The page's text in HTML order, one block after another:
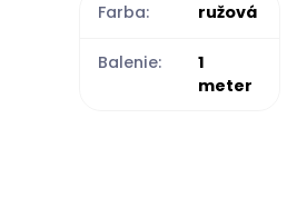
Farba: ružová
Balenie:
1
meter